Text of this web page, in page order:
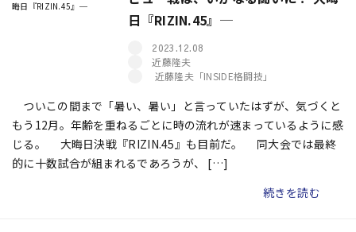
日『RIZIN.45』─
2023.12.08
近藤隆夫
近藤隆夫「INSIDE格闘技」
ついこの間まで「暑い、暑い」と言っていたはずが、気づくと
もう12月。年齢を重ねるごとに時の流れが速まっているように感
じる。 大晦日決戦『RIZIN.45』も目前だ。 同大会では最終
的に十数試合が組まれるであろうが、 […]
続きを読む